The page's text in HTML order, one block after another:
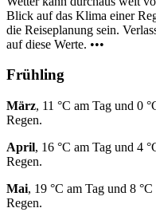
Blick auf das Klima einer
die Reiseplanung sein.
auf diese Werte. •••
Frühling
März, 11 °C am Tag und 0
Regen.
April, 16 °C am Tag und 4
Regen.
Mai, 19 °C am Tag und 8
Regen.